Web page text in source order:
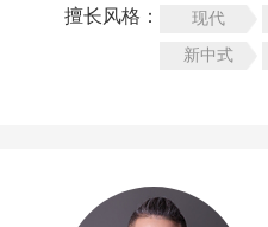
擅长风格：
现代
新中式